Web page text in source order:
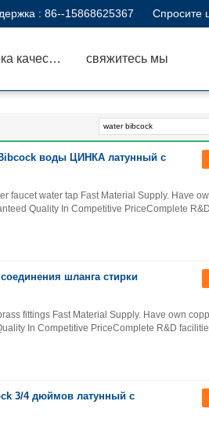
: 86--15868625367 Спросите
Проверка качества свяжитесь мы
воды ЦИНКА латунный с
faucet water tap Fast Material Supply. Have
Quality In Competitive PriceComplete
шланга стирки
fittings Fast Material Supply. Have own
In Competitive PriceComplete R&D
3/4 дюймов латунный с